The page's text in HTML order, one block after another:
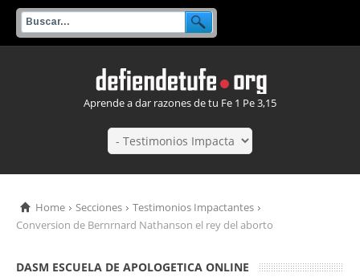
Aprende a dar razones de tu Fe 1 Pe 3,15
Home Secciones
Testimonios Impactantes
Conversion de Bernrnard Nathanson el rey del aborto
DASM ESCUELA DE APOLOGETICA ONLINE